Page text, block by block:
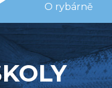
O rybárně